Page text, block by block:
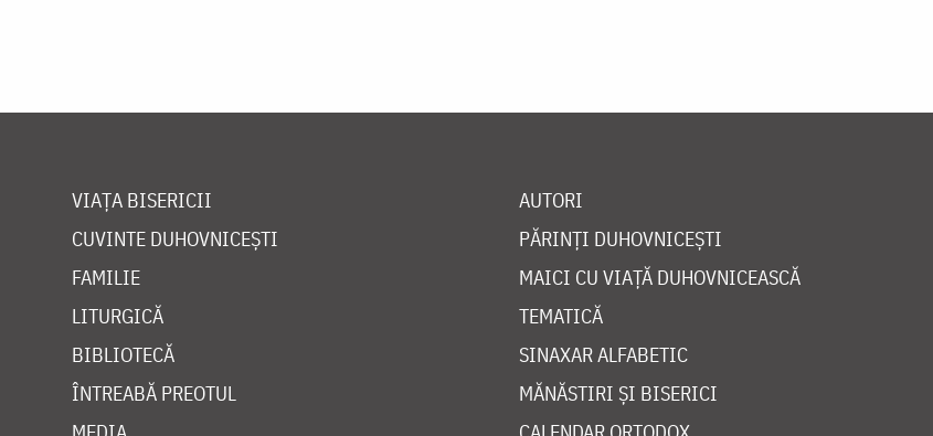
VIAȚA BISERICII
CUVINTE DUHOVNICEȘTI
FAMILIE
LITURGICĂ
BIBLIOTECĂ
ÎNTREABĂ PREOTUL
AUTORI
PĂRINȚI DUHOVNICEȘTI
MAICI CU VIAȚĂ DUHOVNICEASCĂ
TEMATICĂ
SINAXAR ALFABETIC
MĂNĂSTIRI ȘI BISERICI